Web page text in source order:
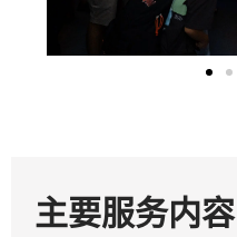
主要服务内容